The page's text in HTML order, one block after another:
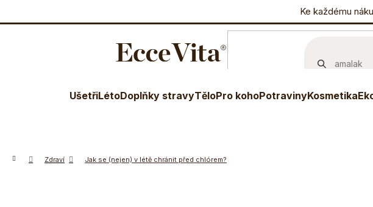
Ke každému
UšetřiLétoDoplňky stravyTěloPro kohoPotravinyKosmetika
Věrnostní program
Domů Zdraví Jak se (nejen) v létě chránit před chlórem?